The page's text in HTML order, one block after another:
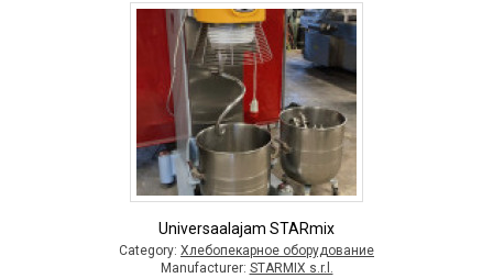
Universaalajam STARmix
Category: Хлебопекарное оборудование
Manufacturer: STARMIX s.r.l.